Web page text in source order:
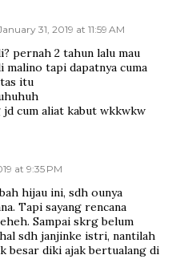
31, 2019 at 11:59 AM
pernah 2 tahun lalu mau
malino tapi dapatnya cuma
itu
cum aliat kabut wkkwkw
at 9:35 PM
hijau ini, sdh ounya
Tapi sayang rencana
Sampai skrg belum
sdh janjinke istri, nantilah
besar diki ajak bertualang di